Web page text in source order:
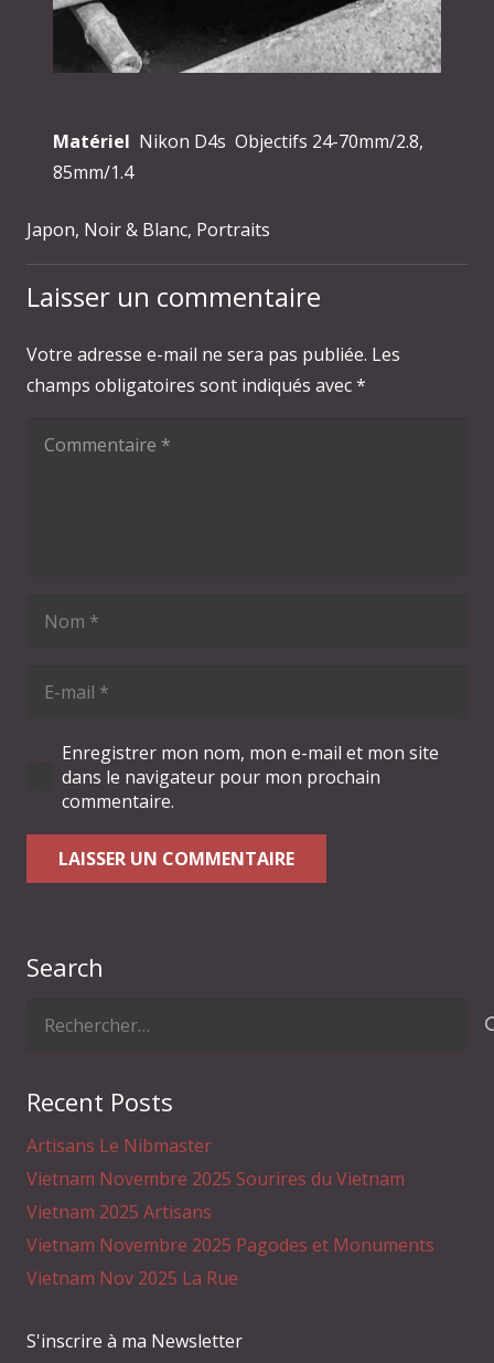
Matériel Nikon D4s Objectifs 24-70mm/2.8,
85mm/1.4
Japon, Noir & Blanc, Portraits
Laisser un commentaire
Votre adresse e-mail ne sera pas publiée. Les
champs obligatoires sont indiqués avec*
Enregistrer mon nom, mon e-mail et mon site
dans le navigateur pour mon prochain
commentaire.
LAISSER UN COMMENTAIRE
Search
Rechercher :
Recent Posts
Artisans Le Nibmaster
Vietnam Novembre 2025 Sourires du Vietnam
Vietnam 2025 Artisans
Vietnam Novembre 2025 Pagodes et Monuments
Vietnam Nov 2025 La Rue
S'inscrire à ma Newsletter